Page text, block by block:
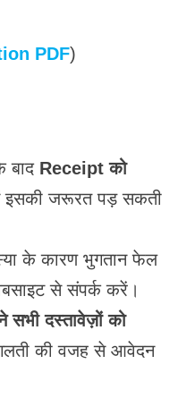
PDF)
बाद Receipt को
इसकी जरूरत पड़ सकती
के कारण भुगतान फेल
से संपर्क करें।
सभी दस्तावेज़ों को
की वजह से आवेदन